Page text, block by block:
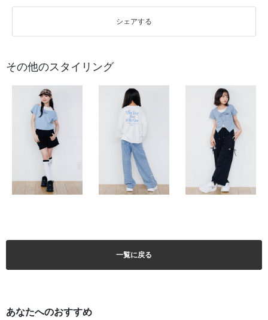
シェアする
その他のスタイリング
一覧に戻る
あなたへのおすすめ